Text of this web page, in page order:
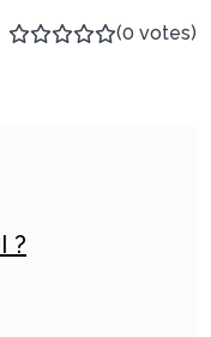
(0 votes)
?